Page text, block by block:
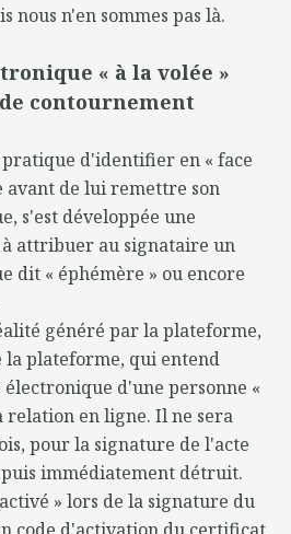
nous n'en sommes pas là.
« à la volée »
contournement
d'identifier en « face
avant de lui remettre son
s'est développée une
attribuer au signataire un
dit « éphémère » ou encore
généré par la plateforme,
la plateforme, qui entend
d'une personne «
relation en ligne. Il ne sera
pour la signature de l'acte
immédiatement détruit.
» lors de la signature du
code d'activation du certificat